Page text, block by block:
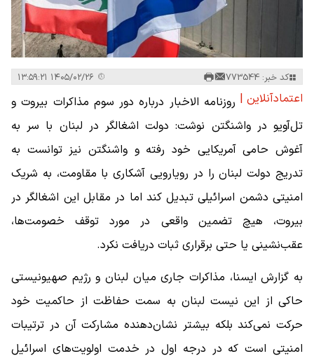
کد خبر: 773544
اعتمادآنلاین | روزنامه الاخبار درباره دور سوم مذاکرات بیروت و
تل‌آویو در واشنگتن نوشت:‌ دولت اشغالگر در لبنان با سر به
آغوش حامی آمریکایی خود رفته و واشنگتن نیز توانست به
تدریج دولت لبنان را در رویارویی آشکاری با مقاومت، به شریک
امنیتی دشمن اسرائیلی تبدیل کند اما در مقابل این اشغالگر در
بیروت، هیچ تضمین واقعی در مورد توقف خصومت‌ها،
عقب‌نشینی یا حتی برقراری ثبات دریافت نکرد.
به گزارش ایسنا، مذاکرات جاری میان لبنان و رژیم صهیونیستی
حاکی از این نیست لبنان به سمت حفاظت از حاکمیت خود
حرکت نمی‌کند بلکه بیشتر نشان‌دهنده مشارکت آن در ترتیبات
امنیتی است که در درجه اول در خدمت اولویت‌های اسرائیل